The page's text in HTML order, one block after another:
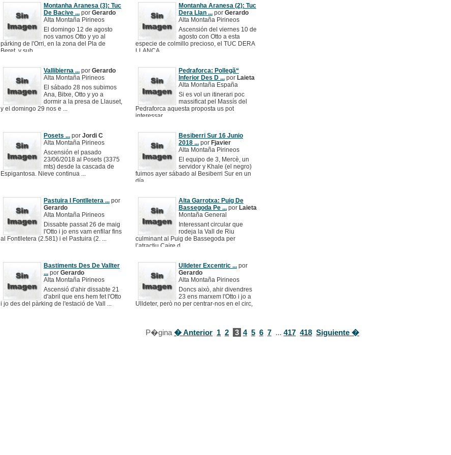
Montanha Aranesa (3): Tuc
De Bacive ... por Gerardo
Alta Montaña Pirineos
El domingo 12 de agosto
nos vamos Otto y yo al
párking de l'Orri, en la zona del Pla de
Beret, y sub ...
Montanha Aranesa (2): Tuc
Dera Llan ... por Gerardo
Alta Montaña Pirineos
Ascensión del viernes 10 de
agosto con Otto a esta
especie de colmillo precioso, el TUC DERA
LLANÇA ...
Vallibierna ... por Gerardo
Alta Montaña Pirineos
El sábado 28 nos subimos
Ana, Bitxe, Otto y yo a
dormir a la presa de Llauset,
y el domingo 29 nos e ...
Pedraforca: Pollegã“
Inferior Des D ... por Laieta
Alta Montaña España
Si es vol un itinerari poc
massificat pel Massís del
Pedraforca aquesta proposta us pot
interessar. ...
Posets ... por Jordi C
Alta Montaña Pirineos
Ascensión el pasado
23/06/2018 al Posets (3375
mts) desde la cascada de
Espigantosa. Nieve continua ...
Besiberri Sur 16 Junio
2018 ... por Fjavier
Alta Montaña Pirineos
El equipo de 3, Mercè, un
servidor y Khale (el negro)
fuimos ayer sábado al Besiberri Sur en un
día ...
Pastuira I Fontlletera ... por
Gerardo
Alta Montaña Pirineos
Dissabte passat 26 de maig
l'Otto i jo ens vam enfilar fins
al Fontlletera (2.581) i el Pastuira (2. ...
Alta Garrotxa: Puig De
Bassegoda Pe ... por Laieta
Montaña General
Interessant circular que
rodeja la Vall de Riu
culminant al Puig de Bassegoda per
l’atractiu Caire d ...
Bastiments Des De Vallter
... por Gerardo
Alta Montaña Pirineos
Ascensió d'ahir dissabte 21
d'abril que ens hem fet l'Otto
i jo des del pàrking de l'estació de Vall ...
Ulldeter Excentric ... por
Gerardo
Alta Montaña Pirineos
Doncs això, ahir divendres
23 ens marxem l'Otto i jo a
Ulldeter, però no per centrar-nos en el circ,
P�gina � Anterior 1 2 3 4 5 6 7 ... 417 418 Siguiente �